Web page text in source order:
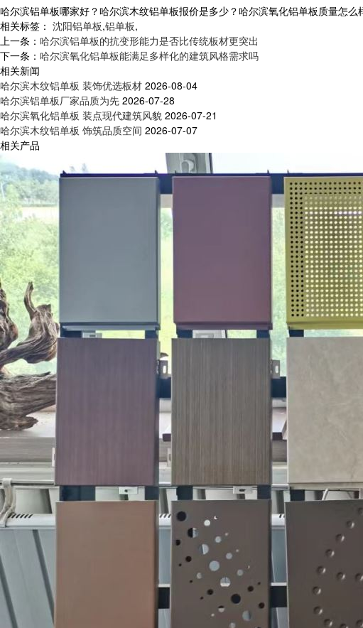
哈尔滨铝单板哪家好？哈尔滨木纹铝单板报价是多少？哈尔滨氧化铝单板质量怎
相关标签： 沈阳铝单板,铝单板,
上一条： 哈尔滨铝单板的抗变形能力是否比传统板材更突出
下一条： 哈尔滨氧化铝单板能满足多样化的建筑风格需求吗
相关新闻
哈尔滨木纹铝单板 装饰优选板材 2026-08-04
哈尔滨铝单板厂家品质为先 2026-07-28
哈尔滨氧化铝单板 装点现代建筑风貌 2026-07-21
哈尔滨木纹铝单板 饰筑品质空间 2026-07-07
相关产品